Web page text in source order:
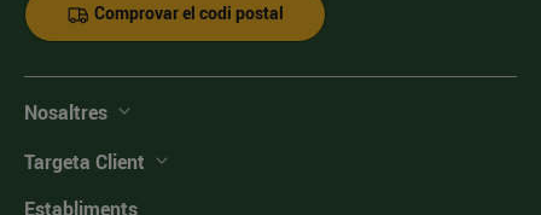
Comprovar el codi postal
Nosaltres
Targeta Client
Establiments